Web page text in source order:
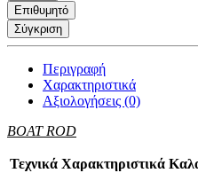
Επιθυμητό
Σύγκριση
Περιγραφή
Χαρακτηριστικά
Αξιολογήσεις (0)
BOAT ROD
Τεχνικά Χαρακτηριστικά